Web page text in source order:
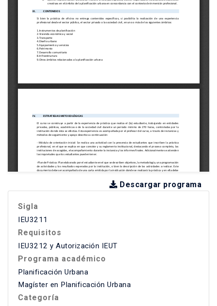
Descargar programa
Sigla
IEU3211
Requisitos
IEU3212 y Autorización IEUT
Programa académico
Planificación Urbana
Magíster en Planificación Urbana
Categoría